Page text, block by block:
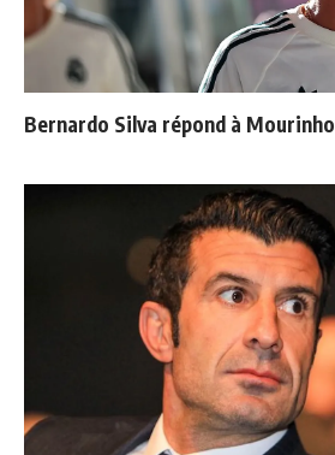
Bernardo Silva répond à Mourinho